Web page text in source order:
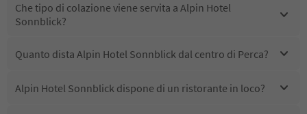
Che tipo di colazione viene servita a Alpin Hotel
Sonnblick?
Quanto dista Alpin Hotel Sonnblick dal centro di Perca?
Alpin Hotel Sonnblick dispone di un ristorante in loco?